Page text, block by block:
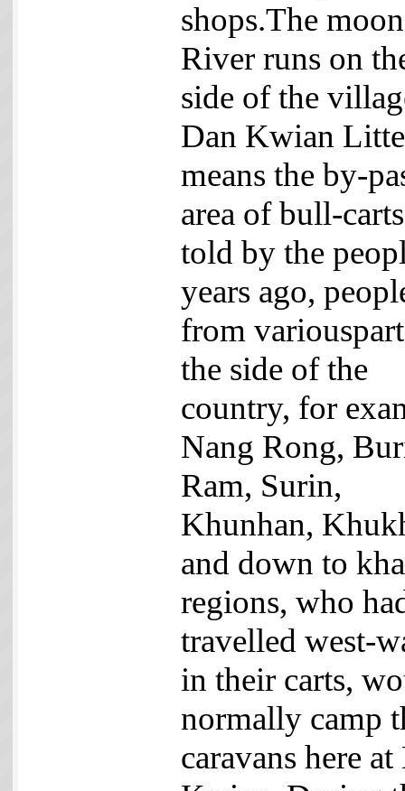
shops.The moon
River runs on
side of the
Dan Kwian
means the by-
area of bull-
told by the
years ago,
from
the side of the
country, for
Nang Rong,
Ram, Surin,
Khunhan,
and down to
regions, who
travelled west-
in their carts,
normally camp
caravans here at